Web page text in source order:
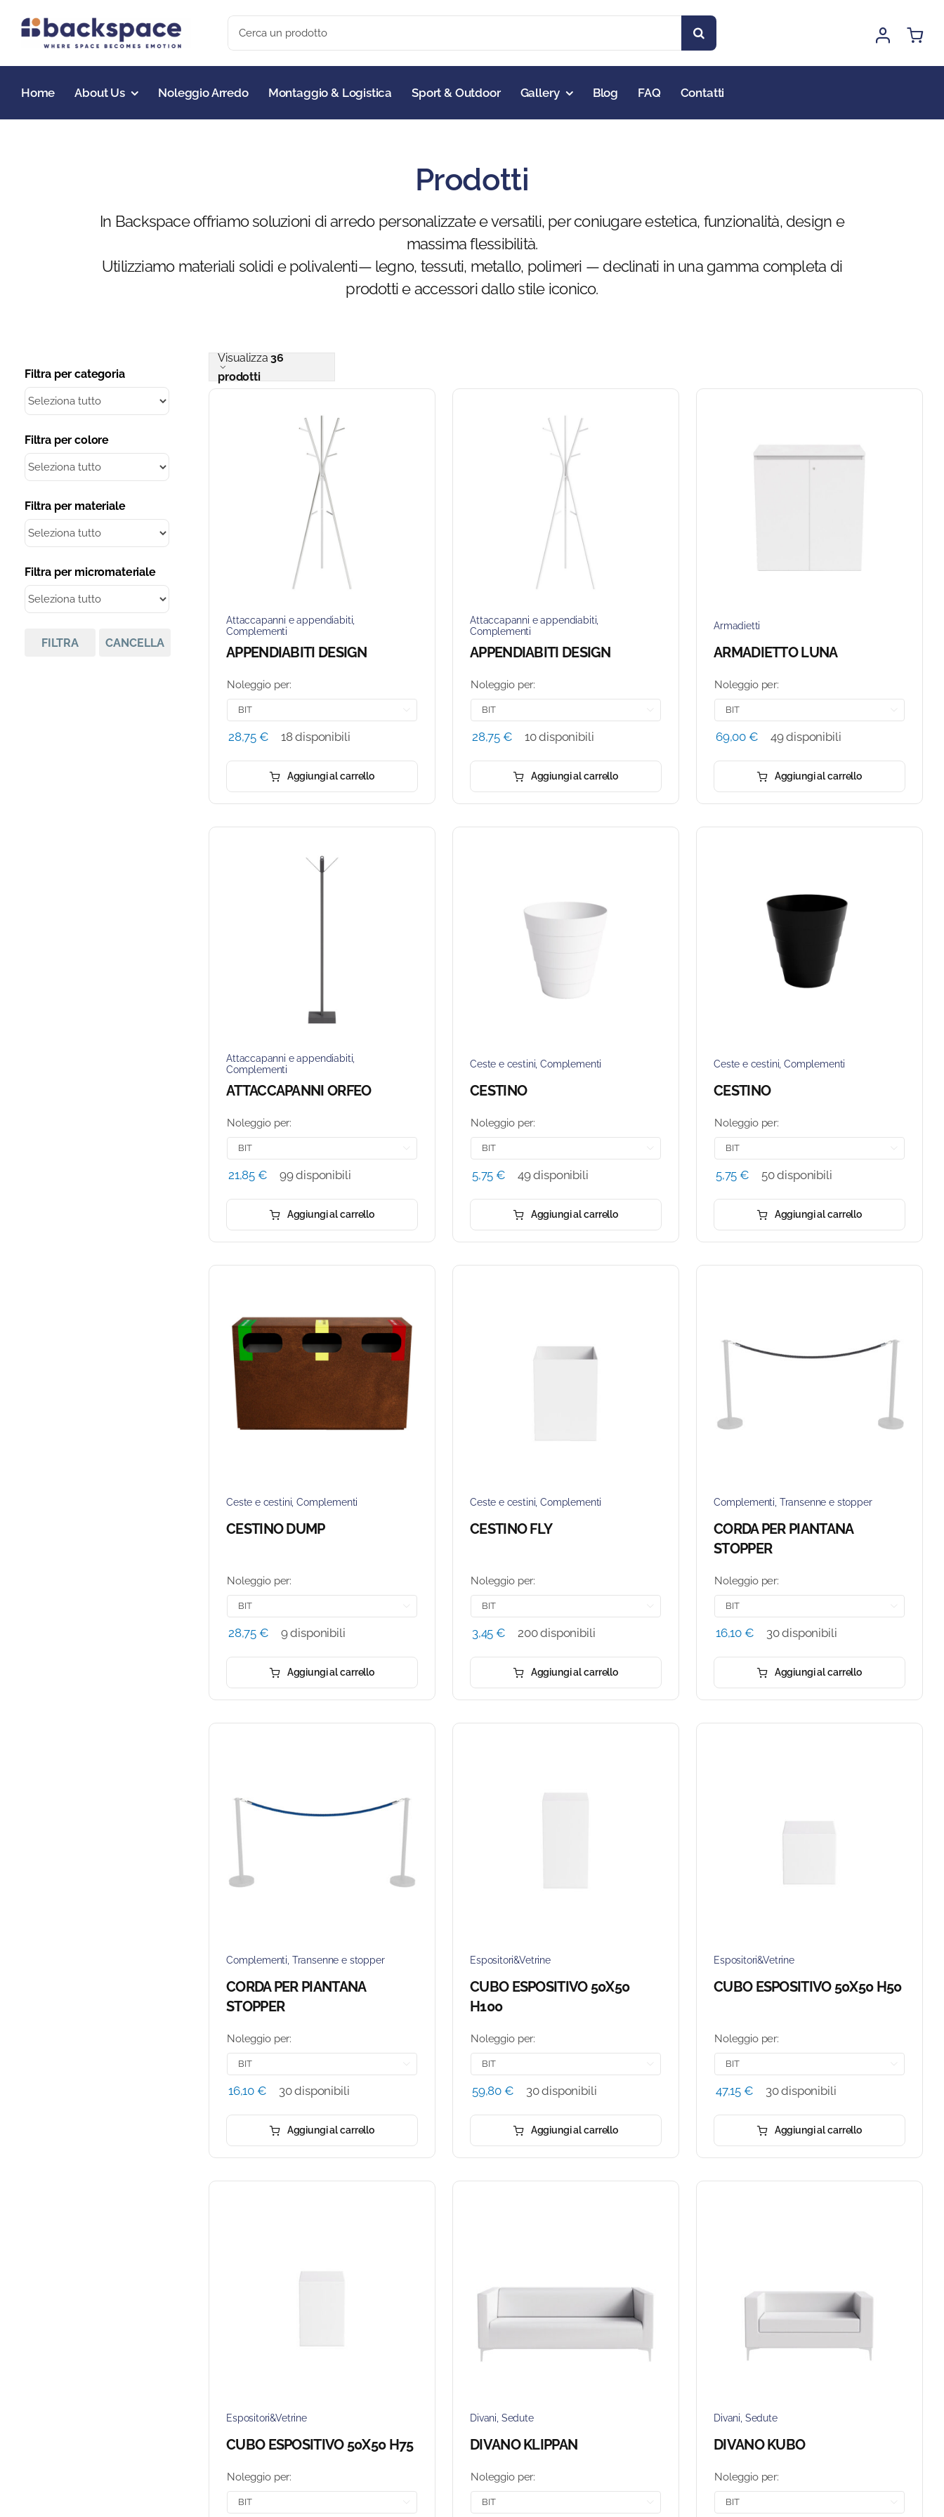
for:
Home About Us Noleggio Arredo Montaggio & Logistica Sport & Outdoor Gallery Blog FAQ Contatti
Prodotti
In Backspace offriamo soluzioni di arredo personalizzate e versatili, per coniugare estetica, funzionalità, design e
massima flessibilità.
Utilizziamo materiali solidi e polivalenti— legno, tessuti, metallo, polimeri — declinati in una gamma completa di
prodotti e accessori dallo stile iconico.
Filtra per categoria
Filtra per colore
Filtra per materiale
Filtra per micromateriale
FILTRA CANCELLA
Visualizza36
prodotti
Attaccapanni e appendiabiti
Complementi
APPENDIABITI DESIGN
Noleggio per:
28,75 € 18 disponibili
Aggiungi al carrello
Attaccapanni e appendiabiti
Complementi
APPENDIABITI DESIGN
Noleggio per:
28,75 € 10 disponibili
Aggiungi al carrello
Armadietti
ARMADIETTO LUNA
Noleggio per:
69,00 € 49 disponibili
Aggiungi al carrello
Attaccapanni e appendiabiti
Complementi
ATTACCAPANNI ORFEO
Noleggio per:
21,85 € 99 disponibili
Aggiungi al carrello
Ceste e cestini ,Complementi
CESTINO
Noleggio per:
5,75€ 49 disponibili
Aggiungi al carrello
Ceste e cestini ,Complementi
CESTINO
Noleggio per:
5,75€ 50 disponibili
Aggiungi al carrello
Ceste e cestini ,Complementi
CESTINO DUMP
Noleggio per:
28,75 € 9 disponibili
Aggiungi al carrello
Ceste e cestini ,Complementi
CESTINO FLY
Noleggio per:
3,45€ 200 disponibili
Aggiungi al carrello
Complementi Transenne e stopper
CORDA PER PIANTANA
STOPPER
Noleggio per:
16,10 € 30 disponibili
Aggiungi al carrello
Complementi Transenne e stopper
CORDA PER PIANTANA
STOPPER
Noleggio per:
16,10 € 30 disponibili
Aggiungi al carrello
Espositori&Vetrine
CUBO ESPOSITIVO 50X50
H100
Noleggio per:
59,80 € 30 disponibili
Aggiungi al carrello
Espositori&Vetrine
CUBO ESPOSITIVO 50X50 H50
Noleggio per:
47,15 € 30 disponibili
Aggiungi al carrello
Espositori&Vetrine
CUBO ESPOSITIVO 50X50 H75
Noleggio per:
Divani Sedute
DIVANO KLIPPAN
Noleggio per:
Divani Sedute
DIVANO KUBO
Noleggio per: